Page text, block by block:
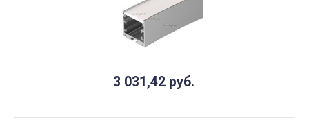
3 031,42 руб.